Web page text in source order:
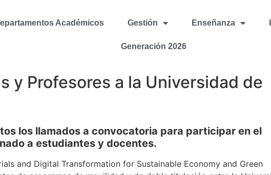
Académicos Gestión Enseñanza
Generación 2026
y Profesores a la Universidad de
los llamados a convocatoria para participar en el
a estudiantes y docentes.
and Digital Transformation for Sustainable Economy and Green